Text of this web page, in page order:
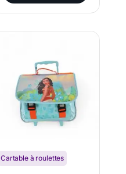
Cartable à roulettes